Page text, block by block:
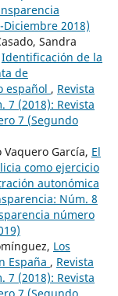
2018)
Sandra
Identificación de la
de
español , Revista
7 (2018): Revista
7 (Segundo
García, El
como ejercicio
autonómica
Núm. 8
número
Los
España , Revista
7 (2018): Revista
7 (Segundo